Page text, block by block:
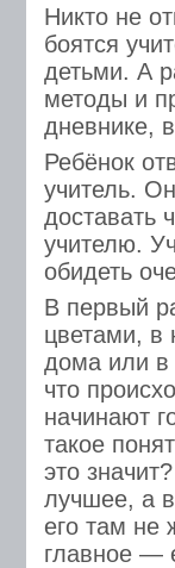
Никто не
боятся
детьми. А
методы и
дневнике,
Ребёнок
учитель.
доставать
учителю.
обидеть
В первый
цветами, в
дома или в
что
начинают
такое
это
лучшее, а
его там не
главное —